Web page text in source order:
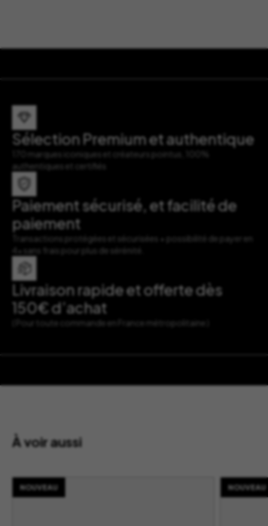
Sélection Premium et authentique
170 marques iconiques et créateurs pointus, 100%
authentiques et certifiés
Paiement sécurisé, et facilité de
paiement
Transactions protégées et sécurisées + possibilité de payer en
4x sans frais pour plus de sérénité.
Livraison rapide et offerte dès
150€ d’achat
( Pour toute commande en France métropolitaine )
À voir aussi
NOUVEAU NOUVEAU